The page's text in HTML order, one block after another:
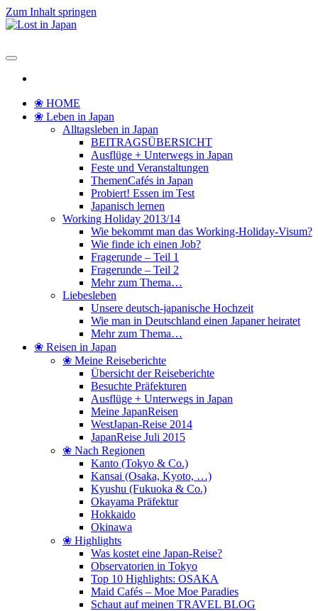
Zum Inhalt springen
❀ HOME
❀ Leben in Japan
Alltagsleben in Japan
BEITRAGSÜBERSICHT
Ausflüge + Unterwegs in Japan
Feste und Veranstaltungen
ThemenCafés in Japan
Probiert! Essen im Test
Japanisch lernen
Working Holiday 2013/14
Wie bekommt man das Working-Holiday-Visum?
Wie finde ich einen Job?
Fragerunde – Teil 1
Fragerunde – Teil 2
Mehr zum Thema…
Liebesleben
Unsere deutsch-japanische Hochzeit
Wie man in Deutschland einen Japaner heiratet
Mehr zum Thema…
❀ Reisen in Japan
❀ Meine Reiseberichte
Übersicht der Reiseberichte
Besuchte Präfekturen
Ausflüge + Unterwegs in Japan
Meine JapanReisen
WestJapan-Reise 2014
JapanReise Juli 2015
❀ Nach Regionen
Kanto (Tokyo & Co.)
Kansai (Osaka, Kyoto, …)
Kyushu (Fukuoka & Co.)
Okayama Präfektur
Hokkaido
Okinawa
❀ Highlights
Was kostet eine Japan-Reise?
Observatorien in Tokyo
Top 10 Highlights: OSAKA
Maid Cafés – Moe Moe Paradies
Schaut auf meinen TRAVEL BLOG